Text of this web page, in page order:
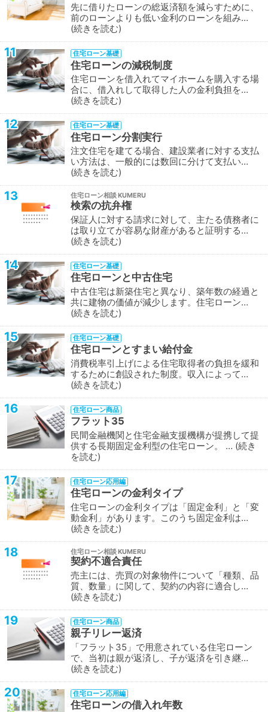
先に借りたローンの総返済額を減らすために、
前のローンよりも低い金利のローンを組み…
続きを読む
11 住宅ローン基礎
住宅ローンの減税制度
住宅ローンを借入れてマイホームを購入する場
合に、借入れして取得した人の金利負担を…
続きを読む
12 住宅ローン基礎
住宅ローン分割実行
注文住宅を建てる場合、建設業者に対する支払
い方法は、一般的には数回に分けて支払い…
続きを読む
13 住宅ローン相談
検索の抗弁権
保証人に対する請求に対して、主たる債務者に
は取り立てが容易な財産があると証明する…
続きを読む
14 住宅ローン基礎
住宅ローンと中古住宅
中古住宅は新築住宅と異なり、築年数の経過と
共に建物の価値が減少します。住宅ローン…
続きを読む
15 住宅ローン基礎
住宅ローンとすまい給付金
消費税率引上げによる住宅取得者の負担を緩和
するために創設された制度。収入によって…
続きを読む
16 住宅ローン商品
フラット35
民間金融機関と住宅金融支援機構が提携して提
供する長期固定金利型の住宅ローン。 … 続き
を読む
17 住宅ローン応用編
住宅ローンの金利タイプ
住宅ローンの金利タイプは「固定金利」と「変
動金利」があります。このうち固定金利は…
続きを読む
18 住宅ローン相談
契約不適合責任
売主には、売買の対象物件について「種類、品
質、数量」に関して、契約の内容に適合し…
続きを読む
19 住宅ローン商品
親子リレー返済
「フラット35」で用意されている住宅ローン
で、当初は親が返済し、子が返済を引き継…
続きを読む
20 住宅ローン応用編
住宅ローンの借入れ年数